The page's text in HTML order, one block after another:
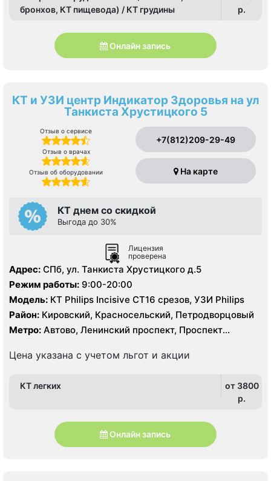
бронхов, КТ пищевода) / КТ грудины
p.
Онлайн запись
КТ и УЗИ центр Индикатор Здоровья на ул
Танкиста Хрустицкого 5
Отзыв о сервисе
Отзыв о врачах
Отзыв об оборудовании
+7(812)209-29-49
На карте
КТ днем со скидкой
Выгода до 30%
Лицензия
проверена
Адрес: СПб, ул. Танкиста Хрустицкого д.5
Режим работы: 9:00-20:00
Модель: КТ Philips Incisive CT16 срезов, УЗИ Philips
Район: Кировский, Красносельский, Петродворцовый
Метро: Автово, Ленинский проспект, Проспект
Цена указана с учетом льгот и акции
КТ легких
от 3800
p.
Онлайн запись